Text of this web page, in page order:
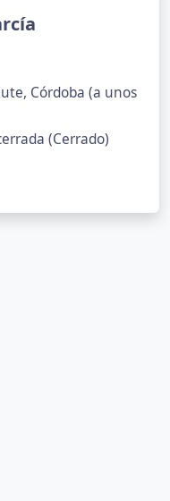
Córdoba (a unos
(Cerrado)